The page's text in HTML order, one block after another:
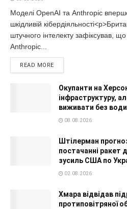
Моделі OpenAI та Anthropic
шкідливій
штучного інтелекту зафіксував,
Anthropic...
READ MORE
Окупанти на
інфраструктуру,
виживати без
08.08.2026
Штілерман
постачанні ракет
зусиль США по
02.08.2026
Хмара відвідав
протиповітряної